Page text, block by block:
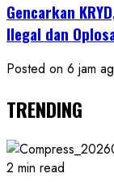
Gencarkan
Ilegal dan
Posted on 6 jam
TRENDING
2 min read